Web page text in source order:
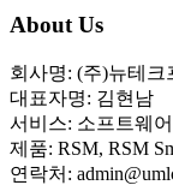
About Us
회사명: (주)뉴테크
대표자명: 김현남
서비스: 소프트웨
제품: RSM, RSM
연락처: